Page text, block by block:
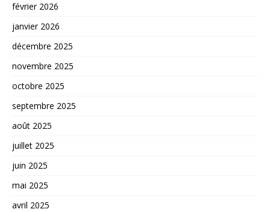
février 2026
janvier 2026
décembre 2025
novembre 2025
octobre 2025
septembre 2025
août 2025
juillet 2025
juin 2025
mai 2025
avril 2025